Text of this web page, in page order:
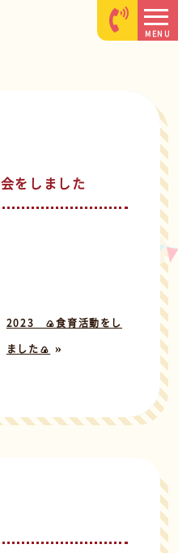
MENU
をしました
2023 🍙食育活動をし
ました🍙 »